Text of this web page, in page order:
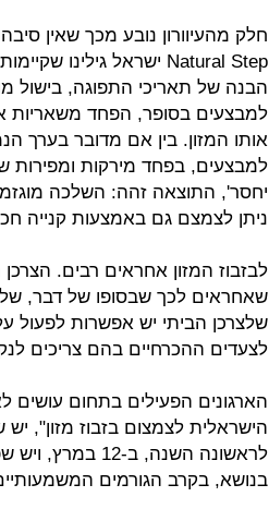
הבנה של תאריכי התפוגה, בישול
למבצעים בסופר, הפחד משאריות
אותו המזון. בין אם מדובר בערך
למבצעים, בפחד מירקות ומפירות
יחסר', התוצאה זהה: השלכה
ניתן לצמצם גם באמצעות קנייה
לבזבוז המזון אחראים רבים.
שאחראים לכך שבסופו של דבר,
שלצרכן הביתי יש אפשרות לפעול
לצעדים ההכרחיים בהם צריכים
הארגונים הפעילים בתחום
הישראלית לצמצום בזבוז מזון", יש
לראשונה השנה,
בנושא, בקרב הגורמים